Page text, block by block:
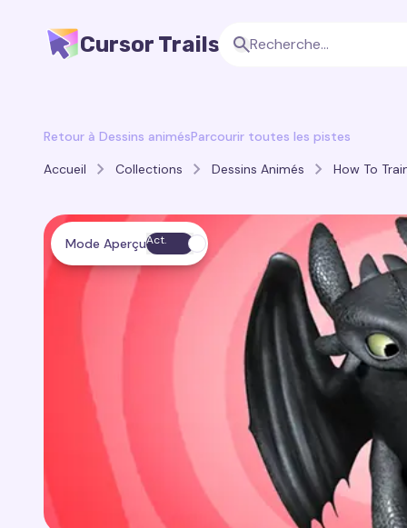
Cursor Trails
Retour à Dessins animésParcourir toutes les pistes
Accueil
Collections Dessins Animés How To
Mode AperçuAct.